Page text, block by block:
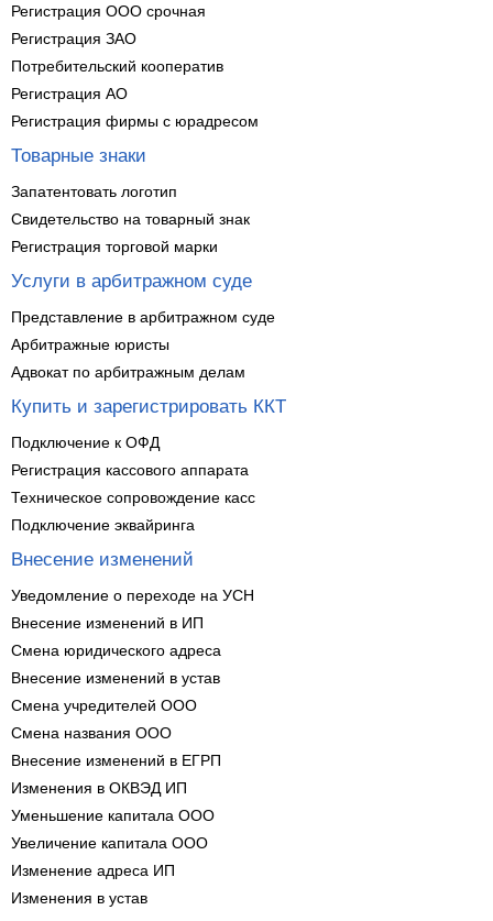
Регистрация ООО срочная
Регистрация ЗАО
Потребительский кооператив
Регистрация АО
Регистрация фирмы с юрадресом
Товарные знаки
Запатентовать логотип
Свидетельство на товарный знак
Регистрация торговой марки
Услуги в арбитражном суде
Представление в арбитражном суде
Арбитражные юристы
Адвокат по арбитражным делам
Купить и зарегистрировать ККТ
Подключение к ОФД
Регистрация кассового аппарата
Техническое сопровождение касс
Подключение эквайринга
Внесение изменений
Уведомление о переходе на УСН
Внесение изменений в ИП
Смена юридического адреса
Внесение изменений в устав
Смена учредителей ООО
Смена названия ООО
Внесение изменений в ЕГРП
Изменения в ОКВЭД ИП
Уменьшение капитала ООО
Увеличение капитала ООО
Изменение адреса ИП
Изменения в устав